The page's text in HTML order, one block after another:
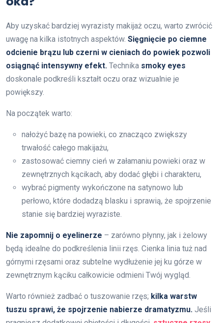
Aby uzyskać bardziej wyrazisty makijaż oczu, warto zwrócić
uwagę na kilka istotnych aspektów. Sięgnięcie po ciemne
odcienie brązu lub czerni w cieniach do powiek pozwoli
osiągnąć intensywny efekt. Technika smoky eyes
doskonale podkreśli kształt oczu oraz wizualnie je
powiększy.
Na początek warto:
nałożyć bazę na powieki, co znacząco zwiększy
trwałość całego makijażu,
zastosować ciemny cień w załamaniu powieki oraz w
zewnętrznych kącikach, aby dodać głębi i charakteru,
wybrać pigmenty wykończone na satynowo lub
perłowo, które dodadzą blasku i sprawią, że spojrzenie
stanie się bardziej wyraziste.
Nie zapomnij o eyelinerze – zarówno płynny, jak i żelowy
będą idealne do podkreślenia linii rzęs. Cienka linia tuż nad
górnymi rzęsami oraz subtelne wydłużenie jej ku górze w
zewnętrznym kąciku całkowicie odmieni Twój wygląd.
Warto również zadbać o tuszowanie rzęs; kilka warstw
tuszu sprawi, że spojrzenie nabierze dramatyzmu. Jeśli